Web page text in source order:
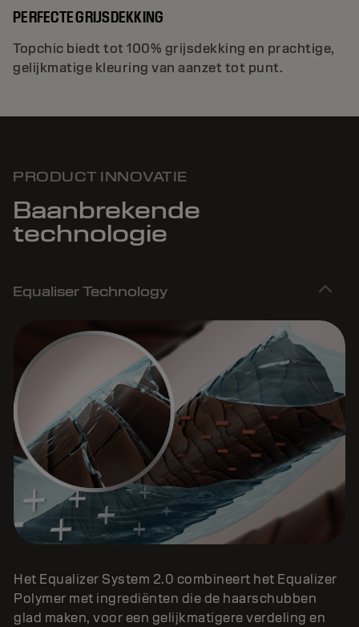
PERFECTE GRIJSDEKKING
Topchic biedt tot 100% grijsdekking en prachtige,
gelijkmatige kleuring van aanzet tot punt.
PRODUCT INNOVATIE
Baanbrekende
technologie
Equaliser Technology
Het Equalizer System 2.0 combineert het Equalizer
Polymer met ingrediënten die de haarschubben
glad maken, voor een gelijkmatigere verdeling en